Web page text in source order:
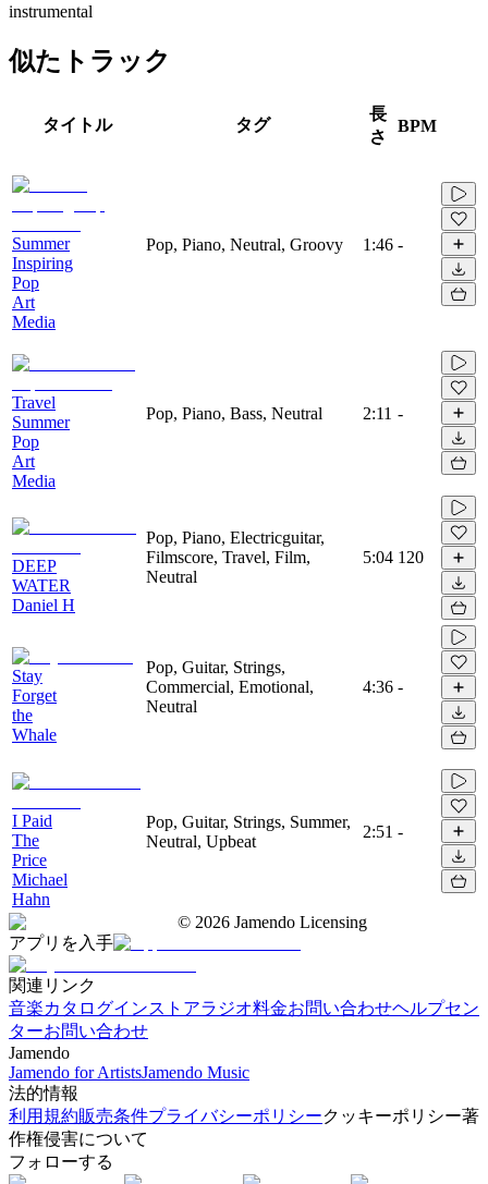
instrumental
似たトラック
タイトル タグ
長
さ
BPM
Summer
Inspiring
Pop
Art
Media
Pop, Piano, Neutral, Groovy 1:46 -
Travel
Summer
Pop
Art
Media
Pop, Piano, Bass, Neutral 2:11 -
DEEP
WATER
Daniel H
Pop, Piano, Electricguitar,
Filmscore, Travel, Film,
Neutral
5:04 120
Stay
Forget
the
Whale
Pop, Guitar, Strings,
Commercial, Emotional,
Neutral
4:36 -
I Paid
The
Price
Michael
Hahn
Pop, Guitar, Strings, Summer,
Neutral, Upbeat
2:51 -
© 2026 Jamendo Licensing
アプリを入手
関連リンク
音楽カタログインストアラジオ料金お問い合わせヘルプセン
ターお問い合わせ
Jamendo
Jamendo for ArtistsJamendo Music
法的情報
利用規約販売条件プライバシーポリシークッキーポリシー著
作権侵害について
フォローする